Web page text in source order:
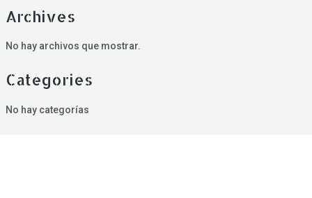
Archives
No hay archivos que mostrar.
Categories
No hay categorías